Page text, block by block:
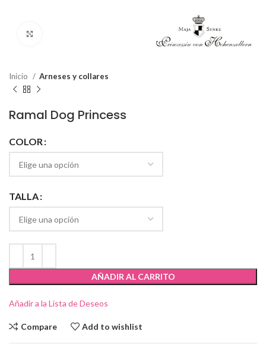
Inicio Arneses y collares
Ramal Dog Princess
COLOR
TALLA
AÑADIR AL CARRITO
Añadir a la Lista de Deseos
Compare Add to wishlist